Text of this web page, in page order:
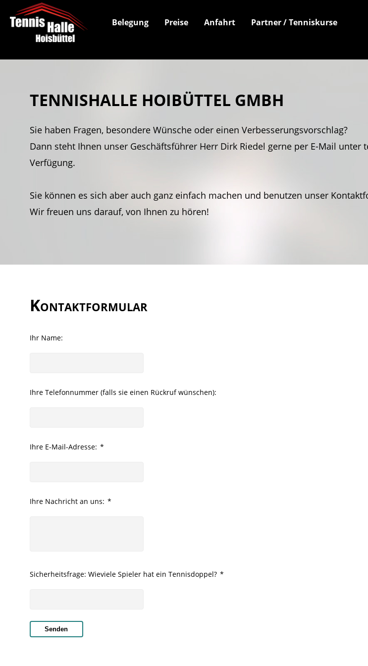
Belegung Preise Anfahrt Partner / Tenniskurse
TENNISHALLE HOIBÜTTEL GMBH
Sie haben Fragen, besondere Wünsche oder einen Verbesserungsvorschlag?
Dann steht Ihnen unser Geschäftsführer Herr Dirk Riedel gerne per E-Mail unter
Verfügung.
Sie können es sich aber auch ganz einfach machen und benutzen unser
Wir freuen uns darauf, von Ihnen zu hören!
Kontaktformular
Ihr Name:
Ihre Telefonnummer (falls sie einen Rückruf wünschen):
Ihre E-Mail-Adresse: *
Ihre Nachricht an uns: *
Sicherheitsfrage: Wieviele Spieler hat ein Tennisdoppel? *
Senden